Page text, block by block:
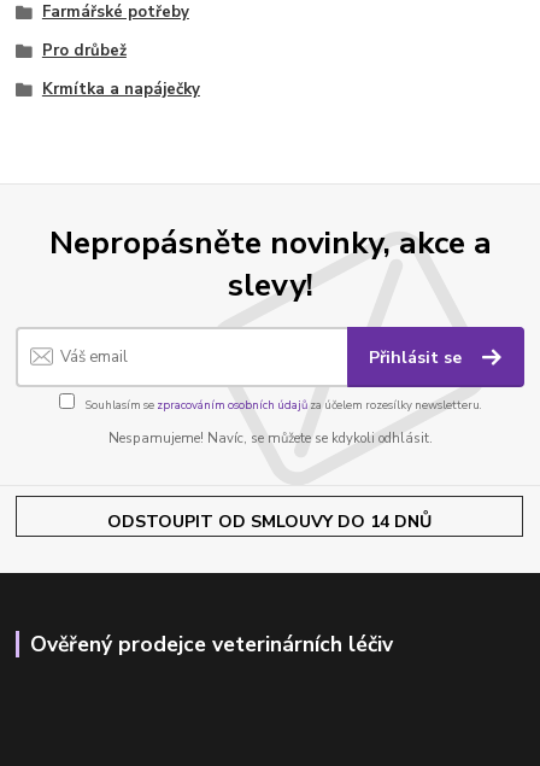
Farmářské potřeby
Pro drůbež
Krmítka a napáječky
Nepropásněte novinky, akce a
slevy!
Přihlásit se
Souhlasím se zpracováním osobních údajůza účelem rozesílky newsletteru.
Nespamujeme! Navíc, se můžete se kdykoli odhlásit.
ODSTOUPIT OD SMLOUVY DO 14 DNŮ
Ověřený prodejce veterinárních léčiv